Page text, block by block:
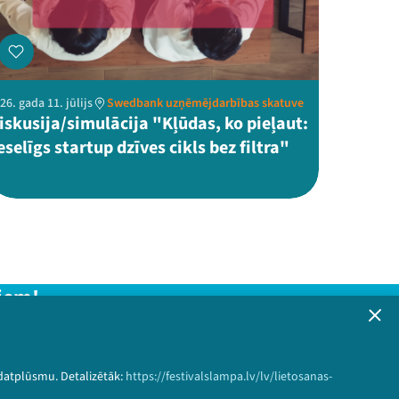
Detalizētāk: https://festivalslampa.lv/lv/lietosanas-
gada 11. jūlijs Swedbank uzņēmējdarbības skatuve
simulācija "Kļūdas, ko pieļaut:
startup dzīves cikls bez filtra"
Pieteikties